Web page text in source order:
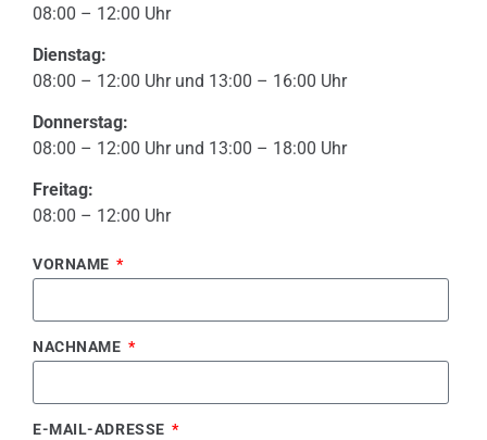
08:00 – 12:00 Uhr
Dienstag:
08:00 – 12:00 Uhr und 13:00 – 16:00 Uhr
Donnerstag:
08:00 – 12:00 Uhr und 13:00 – 18:00 Uhr
Freitag:
08:00 – 12:00 Uhr
VORNAME
NACHNAME
E-MAIL-ADRESSE